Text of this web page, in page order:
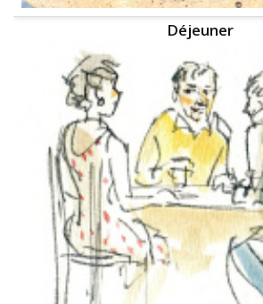
Déjeuner